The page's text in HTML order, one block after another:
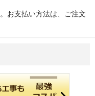
お支払い方法は、ご注文